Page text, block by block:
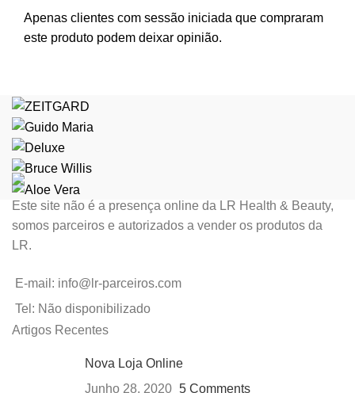
Apenas clientes com sessão iniciada que compraram
este produto podem deixar opinião.
Este site não é a presença online da LR Health & Beauty,
somos parceiros e autorizados a vender os produtos da
LR.
E-mail: info@lr-parceiros.com
Tel: Não disponibilizado
Artigos Recentes
Nova Loja Online
Junho 28, 2020 5 Comments